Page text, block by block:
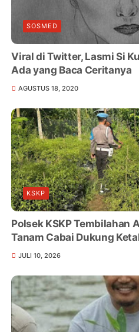
SOSMED
Viral di Twitter, Lasmi Si
Ada yang Baca Ceritanya
AGUSTUS 18, 2020
KSKP
Polsek KSKP Tembilahan
Tanam Cabai Dukung
JULI 10, 2026